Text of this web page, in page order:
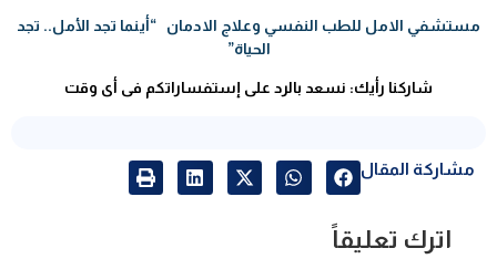
مستشفي الامل للطب النفسي وعلاج الادمان “أينما تجد الأمل.. تجد
الحياة”
شاركنا رأيك: نسعد بالرد على إستفساراتكم فى أى وقت
مشاركة المقال
اترك تعليقاً